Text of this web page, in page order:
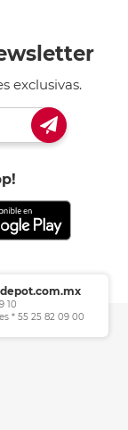
exclusivas.
10
* 55 25 82 09 00